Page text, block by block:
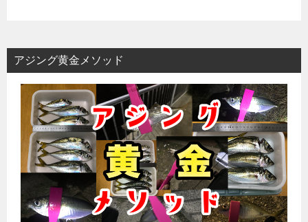
アジング黄金メソッド